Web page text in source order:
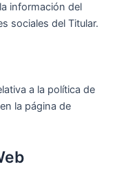
información del
sociales del Titular.
a la política de
la página de